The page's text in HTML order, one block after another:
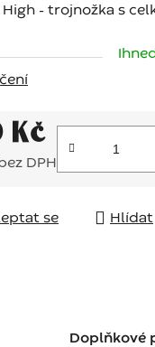
- trojnožka s
Kč
DPH
se Hlídat
Doplňkové